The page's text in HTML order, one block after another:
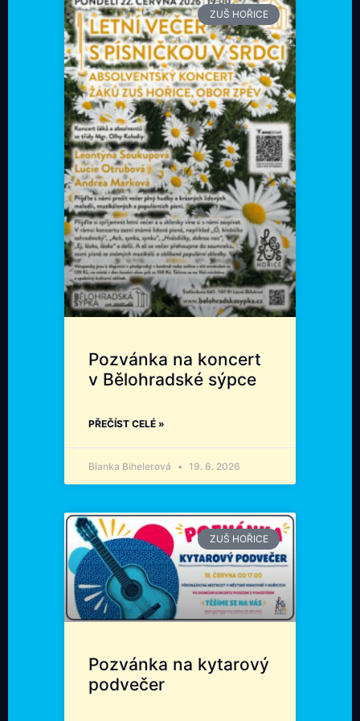
ZUŠ HOŘICE
Pozvánka na koncert
v Bělohradské sýpce
PŘEČÍST CELÉ »
Blanka Bihelerová 19. 6. 2026
ZUŠ HOŘICE
Pozvánka na kytarový
podvečer